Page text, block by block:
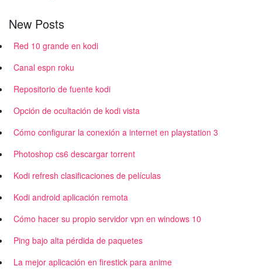
New Posts
Red 10 grande en kodi
Canal espn roku
Repositorio de fuente kodi
Opción de ocultación de kodi vista
Cómo configurar la conexión a internet en playstation 3
Photoshop cs6 descargar torrent
Kodi refresh clasificaciones de películas
Kodi android aplicación remota
Cómo hacer su propio servidor vpn en windows 10
Ping bajo alta pérdida de paquetes
La mejor aplicación en firestick para anime